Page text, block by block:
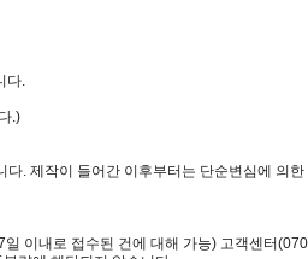
다.
.)
. 제작이 들어간 이후부터는 단순변심에 의
이내로 접수된 건에 대해 가능) 고객센터